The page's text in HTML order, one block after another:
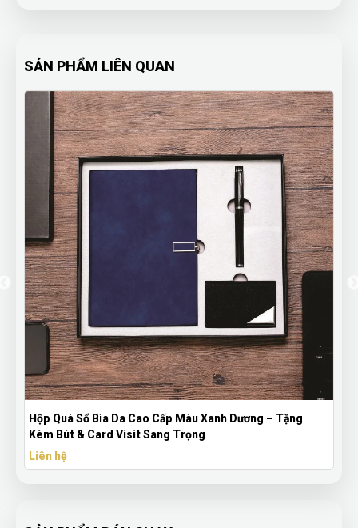
SẢN PHẨM LIÊN QUAN
Quà Sổ Bìa Da Cao Cấp Màu Xanh Dương – Tặng
Bút & Card Visit Sang Trọng